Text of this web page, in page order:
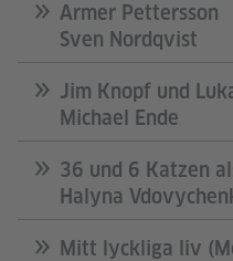
Armer Pettersson
Sven Nordqvist
Jim Knopf und
Michael Ende
36 und 6 Katzen
Halyna
Mitt lyckliga liv